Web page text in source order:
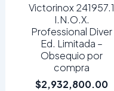
Victorinox 241957.1
I.N.O.X.
Professional Diver
Ed. Limitada –
Obsequio por
compra
$2,932,800.00